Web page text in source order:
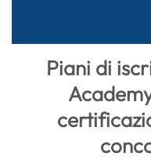
Piani di